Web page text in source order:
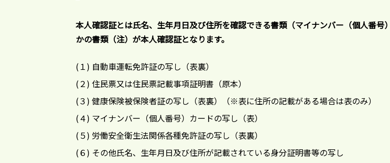
本人確認証とは氏名、生年月日及び住所を確認できる書類（マイナンバー（個人番
かの書類（注）が本人確認証となります。
(１) 自動車運転免許証の写し（表裏）
(２) 住民票又は住民票記載事項証明書（原本）
(３) 健康保険被保険者証の写し（表裏）（※表に住所の記載がある場合は表のみ）
(４) マイナンバー（個人番号）カードの写し（表）
(５) 労働安全衛生法関係各種免許証の写し（表裏）
(６) その他氏名、生年月日及び住所が記載されている身分証明書等の写し